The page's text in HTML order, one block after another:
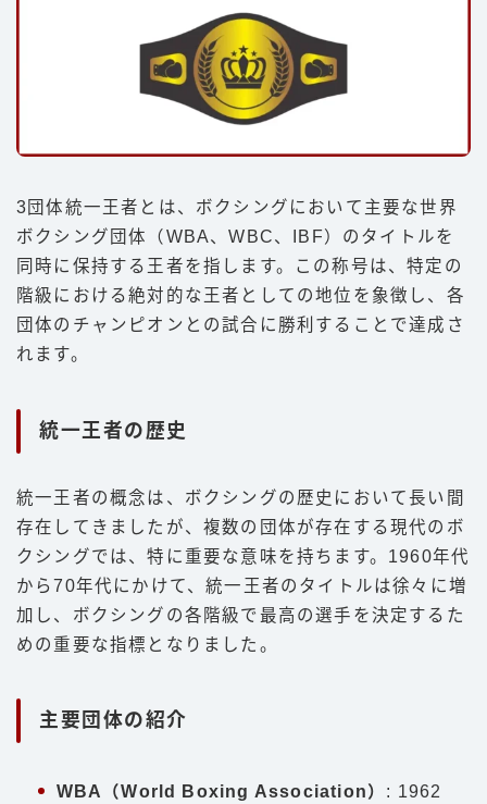
3団体統一王者とは、ボクシングにおいて主要な世界
ボクシング団体（WBA、WBC、IBF）のタイトルを
同時に保持する王者を指します。この称号は、特定の
階級における絶対的な王者としての地位を象徴し、各
団体のチャンピオンとの試合に勝利することで達成さ
れます。
統一王者の歴史
統一王者の概念は、ボクシングの歴史において長い間
存在してきましたが、複数の団体が存在する現代のボ
クシングでは、特に重要な意味を持ちます。1960年代
から70年代にかけて、統一王者のタイトルは徐々に増
加し、ボクシングの各階級で最高の選手を決定するた
めの重要な指標となりました。
主要団体の紹介
WBA（World Boxing Association） : 1962